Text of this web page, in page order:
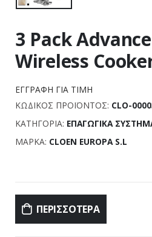
3 Pack
Wireless
ΕΓΓΡΑΦΉ ΓΙΑ ΤΙΜΉ
ΚΩΔΙΚΌΣ ΠΡΟΪΌΝΤΟΣ: CLO-
ΚΑΤΗΓΟΡΊΑ: ΕΠΑΓΩΓΙΚΆ
ΜΆΡΚΑ: CLOEN EUROPA S.L
ΠΕΡΙΣΣΌΤΕΡΑ